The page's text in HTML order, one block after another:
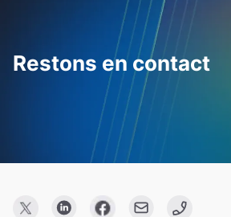
Restons en contact